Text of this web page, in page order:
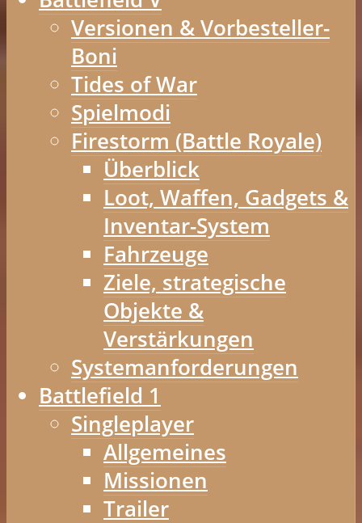
Versionen & Vorbesteller-
Boni
Tides of War
Spielmodi
Firestorm (Battle Royale)
Überblick
Loot, Waffen, Gadgets &
Inventar-System
Fahrzeuge
Ziele, strategische
Objekte &
Verstärkungen
Systemanforderungen
Battlefield 1
Singleplayer
Allgemeines
Missionen
Trailer